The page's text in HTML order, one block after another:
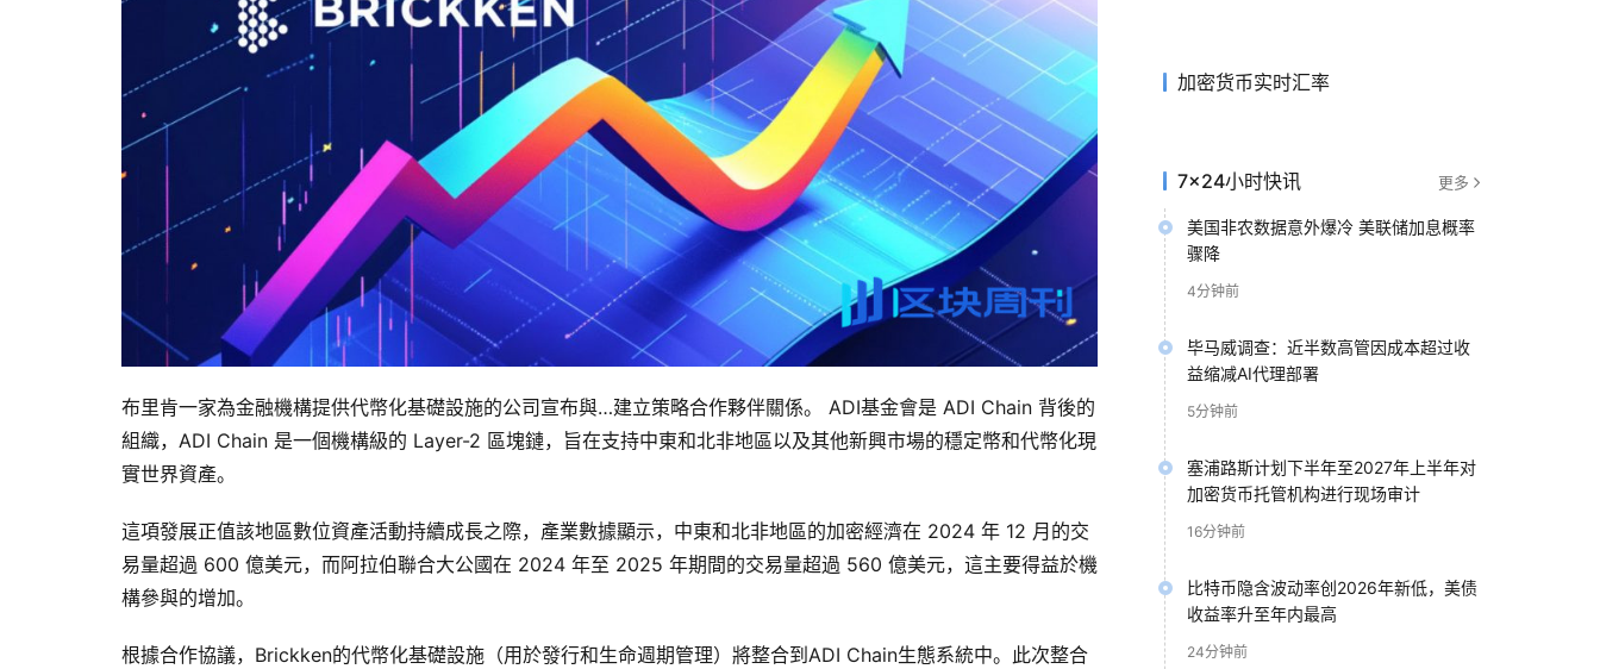
布里肯一家為金融機構提供代幣化基礎設施的公司宣布與…建立策略合作夥伴關係。 ADI基金會是 ADI Chain 背後的
組織，ADI Chain 是一個機構級的 Layer-2 區塊鏈，旨在支持中東和北非地區以及其他新興市場的穩定幣和代幣化現
實世界資產。
這項發展正值該地區數位資產活動持續成長之際，產業數據顯示，中東和北非地區的加密經濟在 2024 年 12 月的交
易量超過 600 億美元，而阿拉伯聯合大公國在 2024 年至 2025 年期間的交易量超過 560 億美元，這主要得益於機
構參與的增加。
根據合作協議，Brickken的代幣化基礎設施（用於發行和生命週期管理）將整合到ADI Chain生態系統中。此次整合
加密货币实时汇率
7×24小时快讯 更多
美国非农数据意外爆冷 美联储加息概率
骤降
4分钟前
毕马威调查：近半数高管因成本超过收
益缩减AI代理部署
5分钟前
塞浦路斯计划下半年至2027年上半年对
加密货币托管机构进行现场审计
16分钟前
比特币隐含波动率创2026年新低，美债
收益率升至年内最高
24分钟前